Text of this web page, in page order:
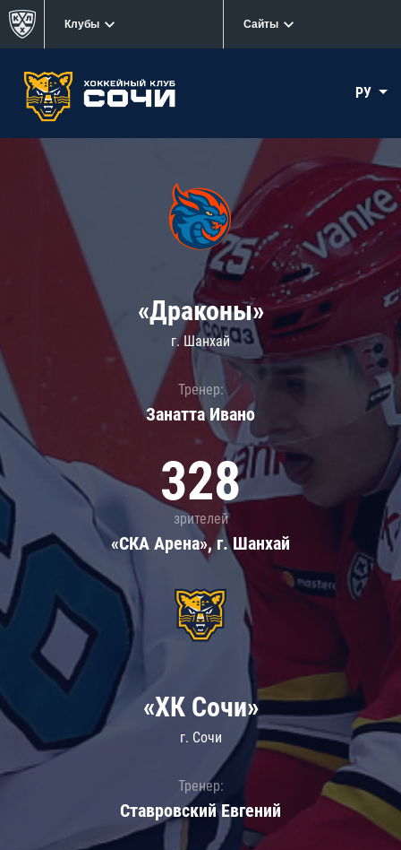
Клубы Сайты
РУ
«Драконы»
г. Шанхай
Тренер:
Занатта Иванo
328
зрителей
«СКА Арена», г. Шанхай
«ХК Сочи»
г. Сочи
Тренер:
Ставровский Евгений